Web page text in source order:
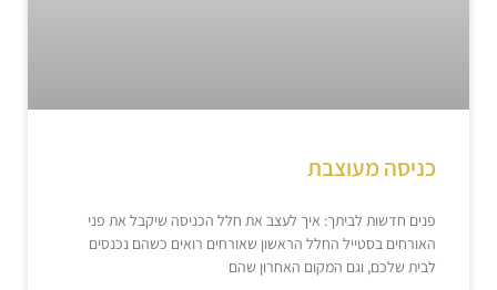
כניסה מעוצבת
פנים חדשות לביתך: איך לעצב את חלל הכניסה שיקבל את פני
האורחים בסטייל החלל הראשון שאורחים רואים כשהם נכנסים
לבית שלכם, וגם המקום האחרון שהם